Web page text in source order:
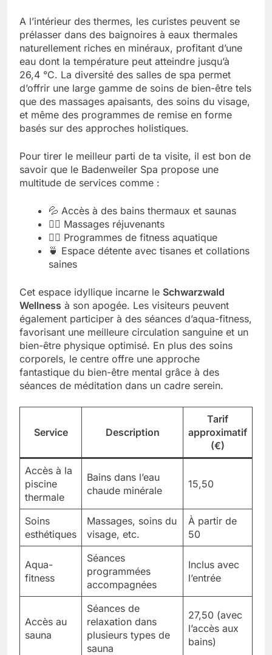
A l’intérieur des thermes, les curistes peuvent se
prélasser dans des baignoires à eaux thermales
naturellement riches en minéraux, profitant d’une
eau dont la température peut atteindre jusqu’à
26,4 °C. La diversité des salles de spa permet
d’offrir une large gamme de soins de bien-être tels
que des massages apaisants, des soins du visage,
et même des programmes de remise en forme
basés sur des approches holistiques.
Pour tirer le meilleur parti de ta visite, il est bon de
savoir que le Badenweiler Spa propose une
multitude de services comme :
💦 Accès à des bains thermaux et saunas
🧖‍♀️ Massages réjuvenants
💆‍♂️ Programmes de fitness aquatique
🍵 Espace détente avec tisanes et collations
saines
Cet espace idyllique incarne le Schwarzwald
Wellness à son apogée. Les visiteurs peuvent
également participer à des séances d’aqua-fitness,
favorisant une meilleure circulation sanguine et un
bien-être physique optimisé. En plus des soins
corporels, le centre offre une approche
fantastique du bien-être mental grâce à des
séances de méditation dans un cadre serein.
Service Description
Tarif
approximatif
(€)
Accès à la
piscine
thermale
Bains dans l’eau
chaude minérale
15,50
Soins
esthétiques
Massages, soins du
visage, etc.
À partir de
50
Aqua-
fitness
Séances
programmées
accompagnées
Inclus avec
l’entrée
Accès au
sauna
Séances de
relaxation dans
plusieurs types de
sauna
27,50 (avec
l’accès aux
bains)